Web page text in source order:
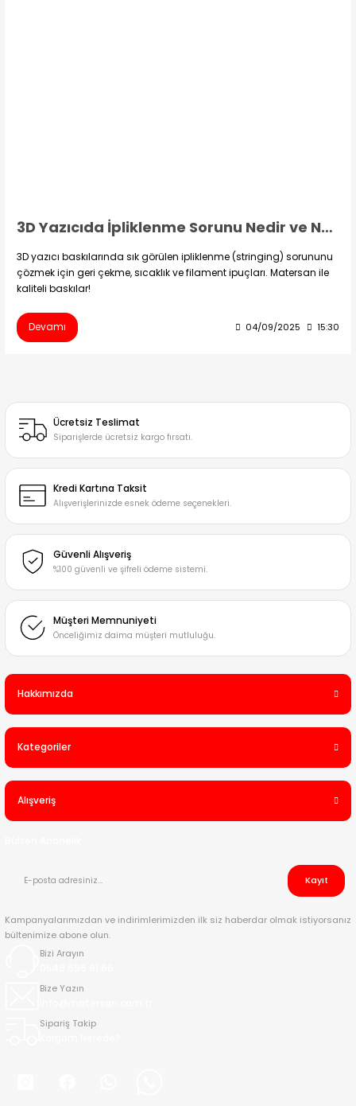
3D Yazıcıda İpliklenme Sorunu Nedir ve Nasıl Çözülür?
3D yazıcı baskılarında sık görülen ipliklenme (stringing) sorununu
çözmek için geri çekme, sıcaklık ve filament ipuçları. Matersan ile
kaliteli baskılar!
Devamı 04/09/2025 15:30
Ücretsiz Teslimat
Siparişlerde ücretsiz kargo fırsatı.
Kredi Kartına Taksit
Alışverişlerinizde esnek ödeme seçenekleri.
Güvenli Alışveriş
%100 güvenli ve şifreli ödeme sistemi.
Müşteri Memnuniyeti
Önceliğimiz daima müşteri mutluluğu.
Hakkımızda
Kategoriler
Alışveriş
Kayıt
Kampanyalarımızdan ve indirimlerimizden ilk siz haberdar olmak istiyorsanız
bültenimize abone olun.
Bizi Arayın
Bize Yazın
Sipariş Takip